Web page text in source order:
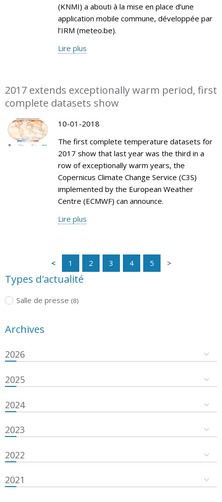
(KNMI) a abouti à la mise en place d’une
application mobile commune, développée par
l’IRM (meteo.be).
Lire plus
2017 extends exceptionally warm period, first
complete datasets show
10-01-2018
The first complete temperature datasets for
2017 show that last year was the third in a
row of exceptionally warm years, the
Copernicus Climate Change Service (C3S)
implemented by the European Weather
Centre (ECMWF) can announce.
Lire plus
1 2 3 4 5
Types d'actualité
Salle de presse (8)
Archives
2026
2025
2024
2023
2022
2021